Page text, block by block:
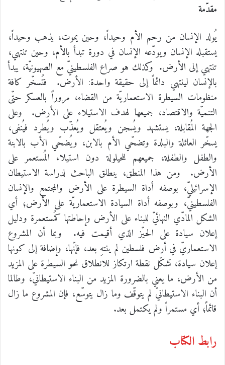
مقدّمة
يُولد الإنسان من رحم الأم وحيداً، وحين يموت، يذهب وحيداً،
يستقبله الإنسان ويودّعه الإنسان في دورة تبدأ بالأم، وحين تنتهي،
تنتهي إلى الأرض. وكذلك هو صراع الفلسطينيّ مع الصهيونيّة، يبدأ
بالإنسان لينتهي دائماً إلى حقيقة واحدة: الأرض. فتُسخّر كافة
منظومات السيطرة الاستعماريّة من القضاء، مروراً بالعسكر حتّى
التنميّة والاقتصاد، جميعها لهدف الاستيلاء على الأرض. وعلى
الجهة المُقابلة، يستشهد ويُسجن ويُعتقل ويُعذّب ويُطرد فيُنفى،
يسخّر العائلة والبلدة وتضحّي الأم بالابن، ويُضحّي الأب بالابنة
والطفل والطفلة، جميعهم للحيلولة دون استيلاء المُستعمر على
الأرض. ومن هذا المنطق، ينطلق الباحث لدراسة الاستيطان
الإسرائيليّ، بوصفه أداة السيطرة على الأرض والمجتمع والإنسان
الفلسطينيّ، وبوصفه أداة السيادة الاستعماريّة على الأرض؛ أي
الشكل المادّي النهائيّ للبناء على الأرض وإحاطتها كمُستعمرة ودليل
إعلان سيادة على الحيّز الذي أقيمت فيه. وبما أن المشروع
الاستعماريّ في أرض فلسطين لم ينتهِ بعد، فإنّها، وإضافة إلى كونها
إعلان سيادة، تشكّل نقطة ارتكاز للانطلاق نحو السيطرة على المزيد
من الأرض، ما يعني بالضرورة المزيد من البناء الاستيطانيّ، وطالما
أن البناء الاستيطانيّ لم يتوقّف وما زال يتوسّع، فإن المشروع ما زال
قائماً؛ أي مستمراً ولم يكتمل بعد.
رابط الكتاب